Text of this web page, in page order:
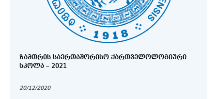
ᲖᲐᲛᲗᲠᲘᲡ ᲡᲐᲔᲠᲗᲐᲨᲝᲠᲘᲡᲝ ᲥᲐᲠᲗᲕᲔᲚᲝᲚᲝᲒᲘᲣᲠᲘ
ᲡᲙᲝᲚᲐ – 2021
20/12/2020